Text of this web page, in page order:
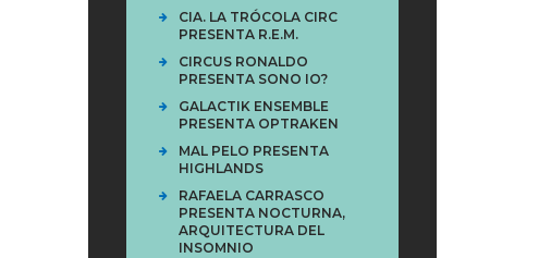
CIA. LA TRÓCOLA CIRC
PRESENTA R.E.M.
CIRCUS RONALDO
PRESENTA SONO IO?
GALACTIK ENSEMBLE
PRESENTA OPTRAKEN
MAL PELO PRESENTA
HIGHLANDS
RAFAELA CARRASCO
PRESENTA NOCTURNA,
ARQUITECTURA DEL
INSOMNIO